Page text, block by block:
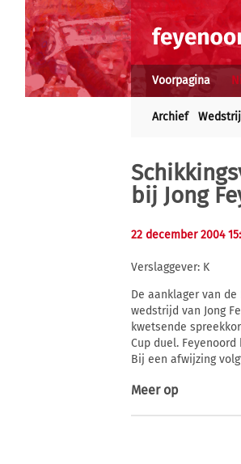
Voorpagina
Archief
bij Jong
22 december 2004
Verslaggever: K
De aanklager van
wedstrijd van Jong
kwetsende
Cup duel.
Bij een afwijzing
Meer op